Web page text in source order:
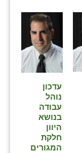
עדכון
נוהל
עבודה
בנושא
היוון
חלקת
המגורים